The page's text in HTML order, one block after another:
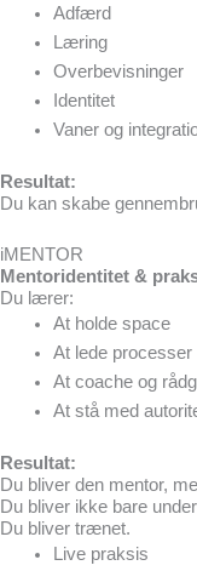
Adfærd
Læring
Overbevisninger
Identitet
Vaner og
Resultat:
Du kan skabe
iMENTOR
Mentoridentitet &
Du lærer:
At holde space
At lede processer
At coache og
At stå med
Resultat:
Du bliver den mentor,
Du bliver ikke bare
Du bliver trænet.
Live praksis